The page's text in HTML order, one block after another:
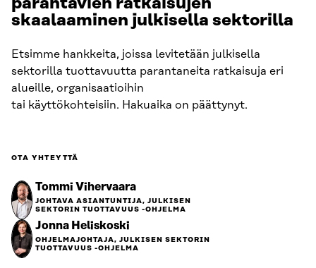
skaalaaminen julkisella sektorilla
Etsimme hankkeita, joissa levitetään julkisella
sektorilla tuottavuutta parantaneita ratkaisuja eri
alueille, organisaatioihin
tai käyttökohteisiin. Hakuaika on päättynyt.
OTA YHTEYTTÄ
Tommi Vihervaara
JOHTAVA ASIANTUNTIJA, JULKISEN
SEKTORIN TUOTTAVUUS -OHJELMA
Jonna Heliskoski
OHJELMAJOHTAJA, JULKISEN SEKTORIN
TUOTTAVUUS -OHJELMA